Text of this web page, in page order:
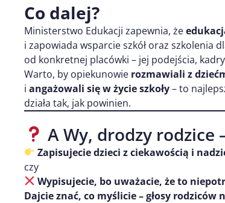
Co dalej?
Ministerstwo Edukacji zapewnia, że
i zapowiada wsparcie szkół oraz szkolenia
od konkretnej placówki – jej podejścia,
Warto, by opiekunowie rozmawiali z
i angażowali się w życie szkoły– to
działa tak, jak powinien.
A Wy, drodzy rodzice
Zapisujecie dzieci z ciekawością i
czy
Wypisujecie, bo uważacie, że to
Dajcie znać, co myślicie – głosy